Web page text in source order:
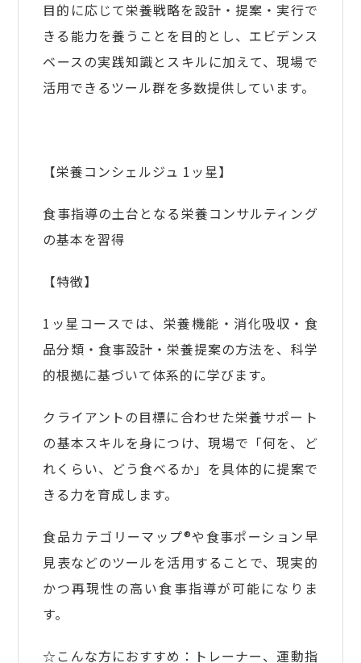
目的に応じて栄養戦略を設計・提案・実行で
きる能力を養うことを目的とし、エビデンス
ベースの実践知識とスキルに加えて、現場で
活用できるツール群を多数提供しています。
【栄養コンシェルジュ 1ッ星】
食事指導の土台となる栄養コンサルティング
の基本を習得
【特徴】
1ッ星コースでは、栄養機能・消化吸収・食
品分類・食事設計・栄養提案の方法を、科学
的根拠に基づいて体系的に学びます。
クライアントの目標に合わせた栄養サポート
の基本スキルを身につけ、現場で「何を、ど
れくらい、どう食べるか」を具体的に提案で
きる力を育成します。
食品カテゴリーマップ®や食事ポーション早
見表などのツールを活用することで、現実的
かつ再現性の高い食事指導が可能になりま
す。
☆こんな方におすすめ：トレーナー、運動指